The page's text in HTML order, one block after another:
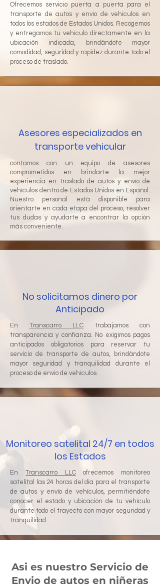
Ofrecemos servicio puerta a puerta para el
transporte de autos y envío de vehículos en
todos los estados de Estados Unidos. Recogemos
y entregamos tu vehículo directamente en la
ubicación indicada, brindándote mayor
comodidad, seguridad y rapidez durante todo el
proceso de traslado.
Asesores especializados en
transporte vehicular
contamos con un equipo de asesores
comprometidos en brindarte la mejor
experiencia en traslado de autos y envío de
vehículos dentro de Estados Unidos en Español.
Nuestro personal está disponible para
orientarte en cada etapa del proceso, resolver
tus dudas y ayudarte a encontrar la opción
más conveniente.
No solicitamos dinero por
Anticipado
En Transcarro LLC trabajamos con
transparencia y confianza. No exigimos pagos
anticipados obligatorios para reservar tu
servicio de transporte de autos, brindándote
mayor seguridad y tranquilidad durante el
proceso de envío de vehículos.
Monitoreo satelital 24/7 en todos
los Estados
En Transcarro LLCofrecemos monitoreo
satelital las 24 horas del día para el transporte
de autos y envío de vehículos, permitiéndote
conocer el estado y ubicación de tu vehículo
durante todo el trayecto con mayor seguridad y
tranquilidad.
Asi es nuestro Servicio de
Envio de autos en niñeras